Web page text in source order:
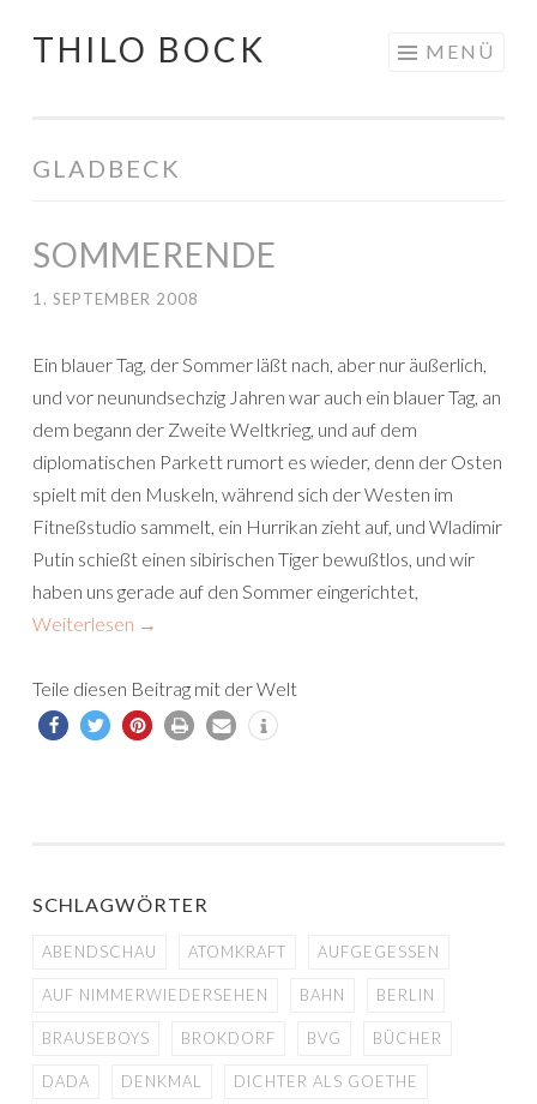
Springe
THILO BOCK MENÜ
GLADBECK
SOMMERENDE
1. SEPTEMBER 2008
Ein blauer Tag, der Sommer läßt nach, aber nur äußerlich,
und vor neunundsechzig Jahren war auch ein blauer Tag, an
dem begann der Zweite Weltkrieg, und auf dem
diplomatischen Parkett rumort es wieder, denn der Osten
spielt mit den Muskeln, während sich der Westen im
Fitneßstudio sammelt, ein Hurrikan zieht auf, und Wladimir
Putin schießt einen sibirischen Tiger bewußtlos, und wir
haben uns gerade auf den Sommer eingerichtet,
Weiterlesen →
Teile diesen Beitrag mit der Welt
SCHLAGWÖRTER
ABENDSCHAU ATOMKRAFT AUFGEGESSEN
AUF NIMMERWIEDERSEHEN BAHN BERLIN
BRAUSEBOYS BROKDORF BVG BÜCHER
DADA DENKMAL DICHTER ALS GOETHE